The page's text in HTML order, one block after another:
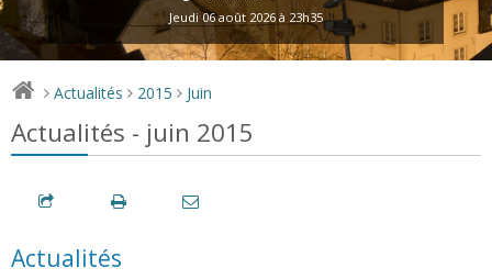
Jeudi 06 août 2026 à 23h35
> Actualités > 2015 > Juin
Actualités - juin 2015
Actualités